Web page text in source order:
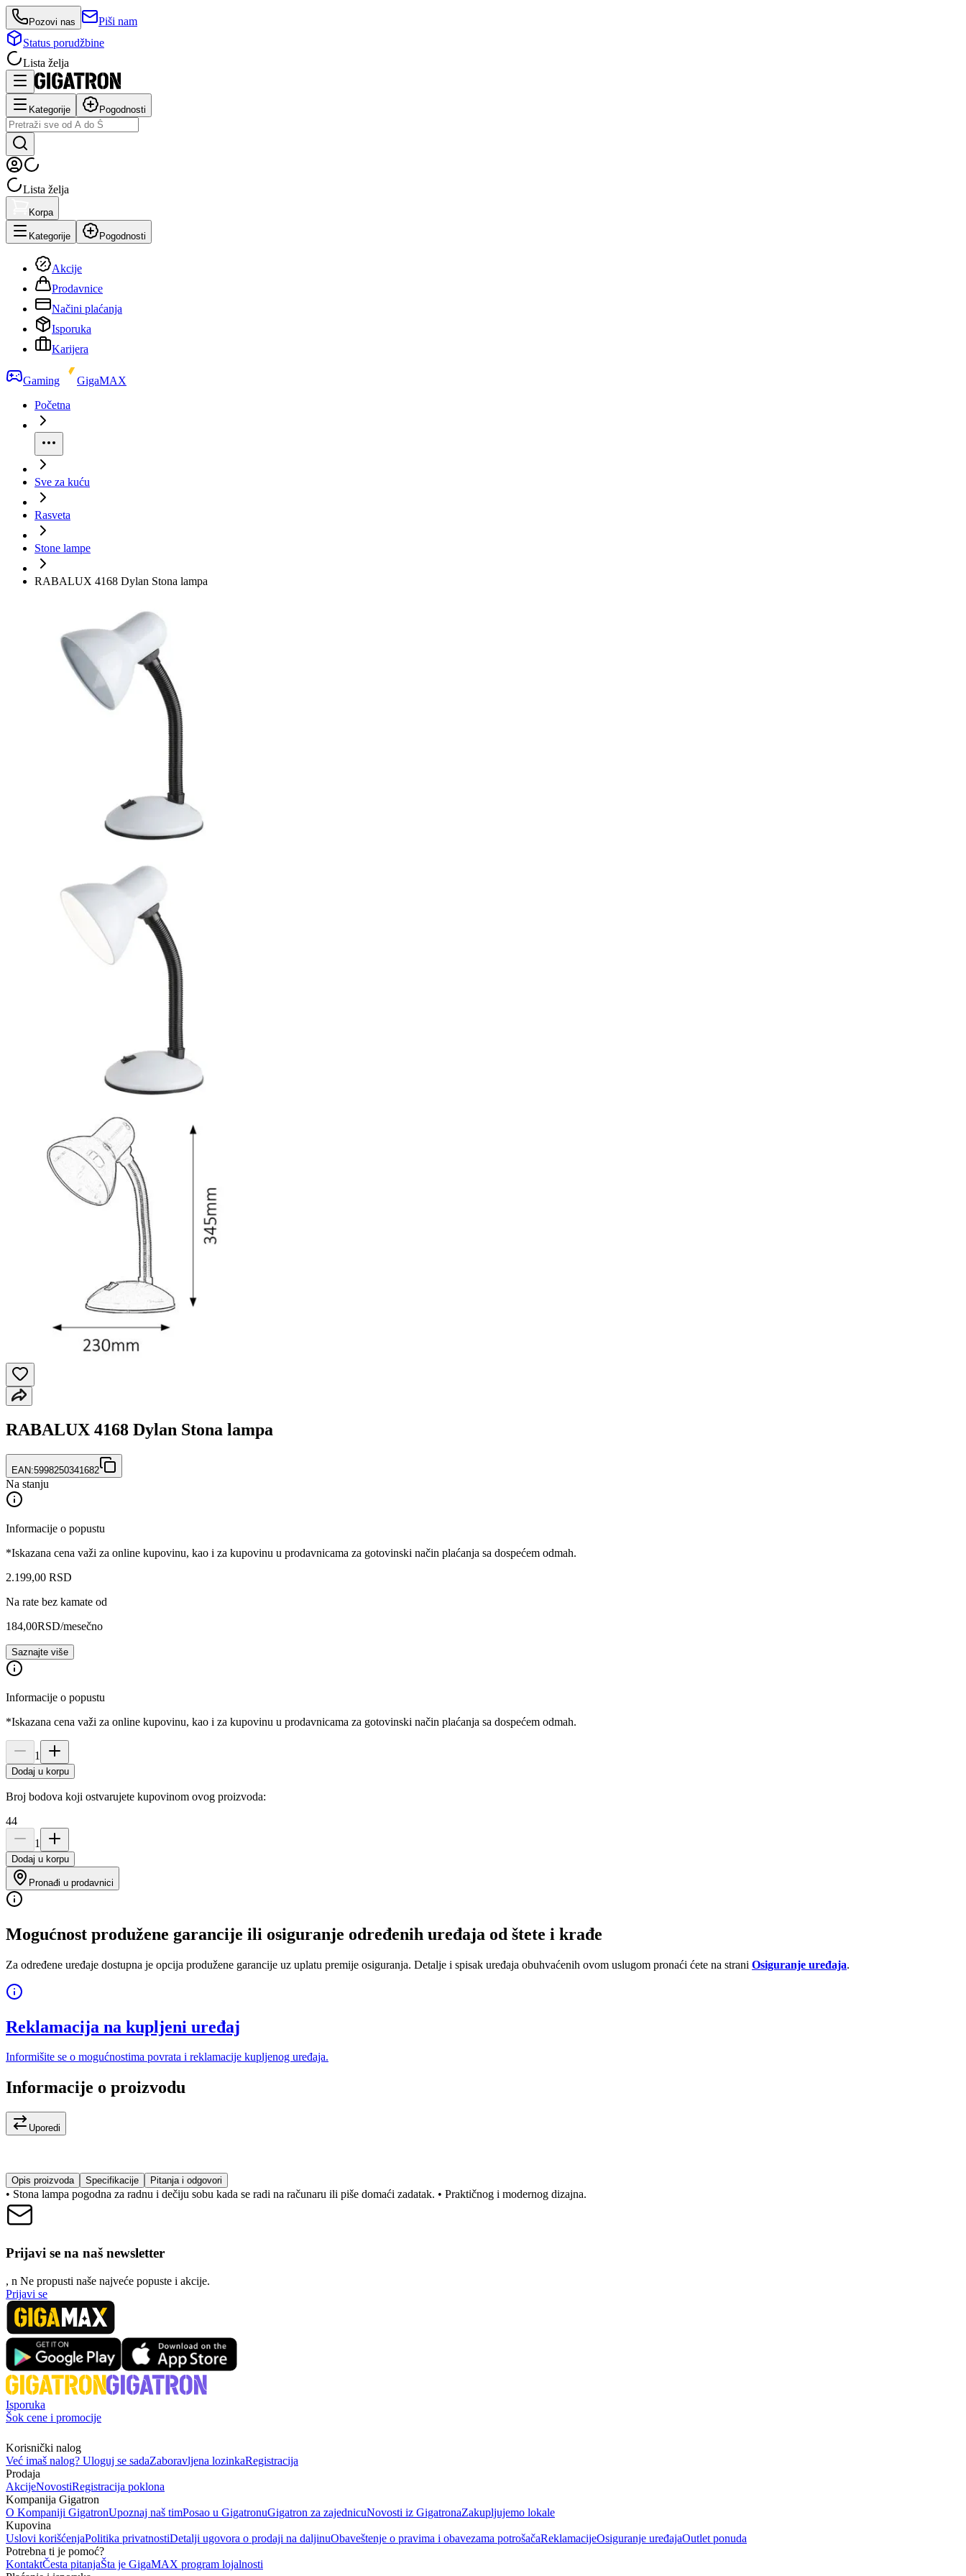
Pozovi nas
Piši nam
Status porudžbine
Lista želja
Kategorije Pogodnosti
Lista želja
Korpa
Kategorije Pogodnosti
Akcije
Prodavnice
Načini plaćanja
Isporuka
Karijera
Gaming
GigaMAX
Početna
Sve za kuću
Rasveta
Stone lampe
RABALUX 4168 Dylan Stona lampa
RABALUX 4168 Dylan Stona lampa
EAN:5998250341682
Na stanju
Informacije o popustu
*Iskazana cena važi za online kupovinu, kao i za kupovinu u prodavnicama za gotovinski način plaćanja sa dospećem odmah.
2.199,00 RSD
Na rate bez kamate od
184,00RSD/mesečno
Saznajte više
Informacije o popustu
*Iskazana cena važi za online kupovinu, kao i za kupovinu u prodavnicama za gotovinski način plaćanja sa dospećem odmah.
1
Dodaj u korpu
Broj bodova koji ostvarujete kupovinom ovog proizvoda:
44
1
Dodaj u korpu
Pronađi u prodavnici
Mogućnost produžene garancije ili osiguranje određenih uređaja od štete i krađe
Za određene uređaje dostupna je opcija produžene garancije uz uplatu premije osiguranja. Detalje i spisak uređaja obuhvaćenih ovom uslugom pronaći ćete na strani Osiguranje uređaja.
Reklamacija na kupljeni uređaj
Informišite se o mogućnostima povrata i reklamacije kupljenog uređaja.
Informacije o proizvodu
Uporedi
Opis proizvoda Specifikacije Pitanja i odgovori
• Stona lampa pogodna za radnu i dečiju sobu kada se radi na računaru ili piše domaći zadatak. • Praktičnog i modernog dizajna.
Prijavi se na naš newsletter
, n Ne propusti naše najveće popuste i akcije.
Prijavi se
Isporuka
Šok cene i promocije
Korisnički nalog
Već imaš nalog? Uloguj se sadaZaboravljena lozinkaRegistracija
Prodaja
AkcijeNovostiRegistracija poklona
Kompanija Gigatron
O Kompaniji GigatronUpoznaj naš timPosao u GigatronuGigatron za zajednicuNovosti iz GigatronaZakupljujemo lokale
Kupovina
Uslovi korišćenjaPolitika privatnostiDetalji ugovora o prodaji na daljinuObaveštenje o pravima i obavezama potrošačaReklamacijeOsiguranje uređajaOutlet ponuda
Potrebna ti je pomoć?
KontaktČesta pitanjaŠta je GigaMAX program lojalnosti